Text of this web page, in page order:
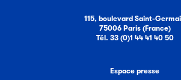
115, boulevard Saint-
75006 Paris (France)
Tél. 33 (0)1 44 41 40 50
Espace presse